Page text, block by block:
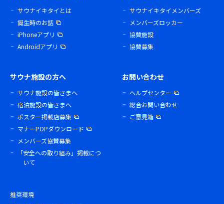
サウナイキタイとは
誕生時のお話
iPhoneアプリ
Androidアプリ
サウナイキタイメンバーズ
メンバーズロッカー
協賛施設
協賛募集
サウナ施設の方へ
サウナ施設の皆さまへ
宿泊施設の皆さまへ
ポスター掲載店募集
マナーPOPダウンロード
メンバーズ協賛募集
「安全への取り組み」掲載につ
いて
お問い合わせ
ヘルプセンター
総合お問い合わせ
ご意見箱
推奨環境